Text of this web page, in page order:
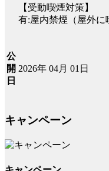
【受動喫煙対策】
有:屋内禁煙（屋外に
公
開
日
2026年 04月 01日
キャンペーン